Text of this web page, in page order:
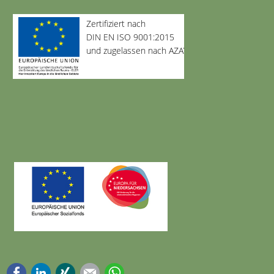
Zertifiziert nach
DIN EN ISO 9001:2015
und zugelassen nach AZAV
FacebookLinkedInXing E-mail